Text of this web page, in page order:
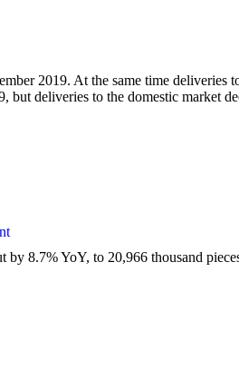
2019. At the same time deliveries
but deliveries to the domestic market
8.7% YoY, to 20,966 thousand